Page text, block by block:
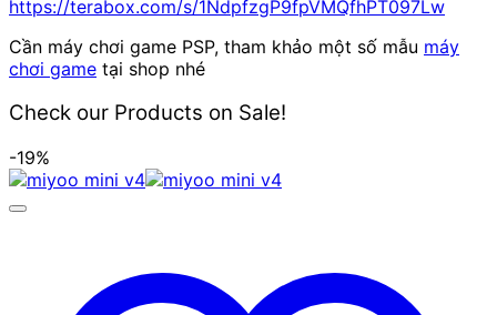
https://terabox.com/s/1NdpfzgP9fpVMQfhPT097Lw
Cần máy chơi game PSP, tham khảo một số mẫu máy
chơi game tại shop nhé
Check our Products on Sale!
-19%